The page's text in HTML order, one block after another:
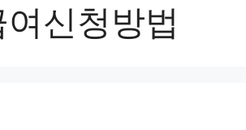
신청방법